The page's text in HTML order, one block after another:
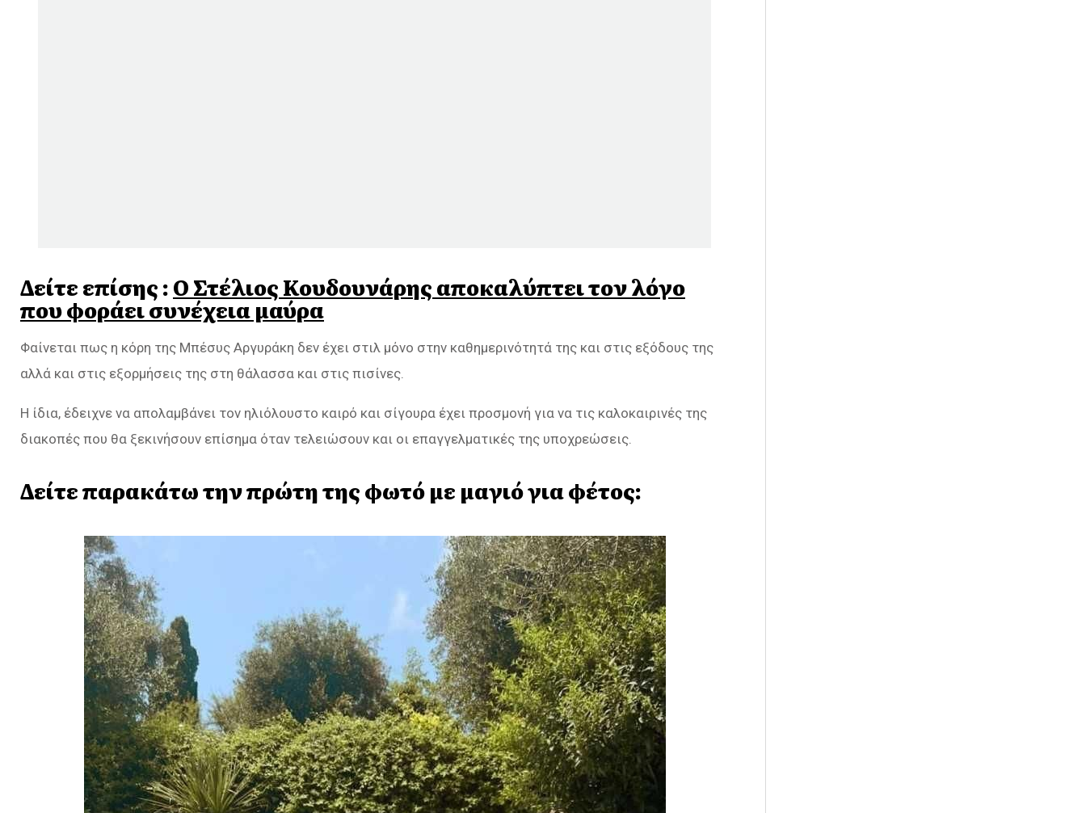
Δείτε επίσης :Ο Στέλιος Κουδουνάρης αποκαλύπτει τον λόγο
που φοράει συνέχεια μαύρα
Φαίνεται πως η κόρη της Μπέσυς Αργυράκη δεν έχει στιλ μόνο στην καθημερινότητά της και στις εξόδους της
αλλά και στις εξορμήσεις της στη θάλασσα και στις πισίνες.
Η ίδια, έδειχνε να απολαμβάνει τον ηλιόλουστο καιρό και σίγουρα έχει προσμονή για να τις καλοκαιρινές της
διακοπές που θα ξεκινήσουν επίσημα όταν τελειώσουν και οι επαγγελματικές της υποχρεώσεις.
Δείτε παρακάτω την πρώτη της φωτό με μαγιό για φέτος: